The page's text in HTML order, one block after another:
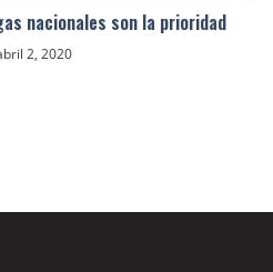
nacionales son la prioridad
2, 2020